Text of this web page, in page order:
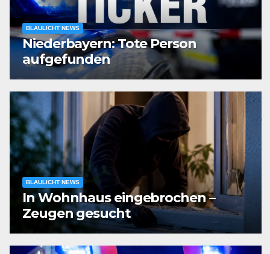
BLAULICHT NEWS
Niederbayern: Tote Person
aufgefunden
BLAULICHT NEWS
In Wohnhaus eingebrochen –
Zeugen gesucht